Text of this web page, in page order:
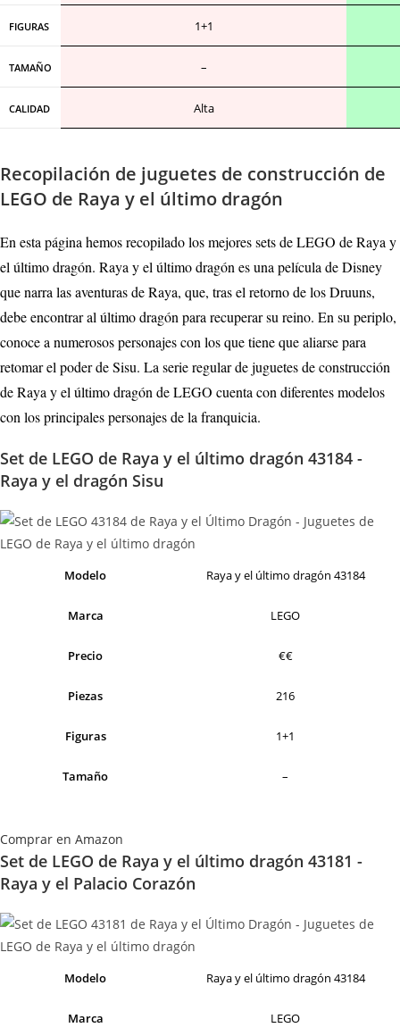
FIGURAS 1+1
TAMAÑO –
CALIDAD Alta
Recopilación de juguetes de construcción de
LEGO de Raya y el último dragón
En esta página hemos recopilado los mejores sets de LEGO de Raya y
el último dragón. Raya y el último dragón es una película de Disney
que narra las aventuras de Raya, que, tras el retorno de los Druuns,
debe encontrar al último dragón para recuperar su reino. En su periplo,
conoce a numerosos personajes con los que tiene que aliarse para
retomar el poder de Sisu. La serie regular de juguetes de construcción
de Raya y el último dragón de LEGO cuenta con diferentes modelos
con los principales personajes de la franquicia.
Set de LEGO de Raya y el último dragón 43184 -
Raya y el dragón Sisu
Modelo Raya y el último dragón 43184
Marca LEGO
Precio €€
Piezas 216
Figuras 1+1
Tamaño –
Comprar en Amazon
Set de LEGO de Raya y el último dragón 43181 -
Raya y el Palacio Corazón
Modelo Raya y el último dragón 43184
Marca LEGO